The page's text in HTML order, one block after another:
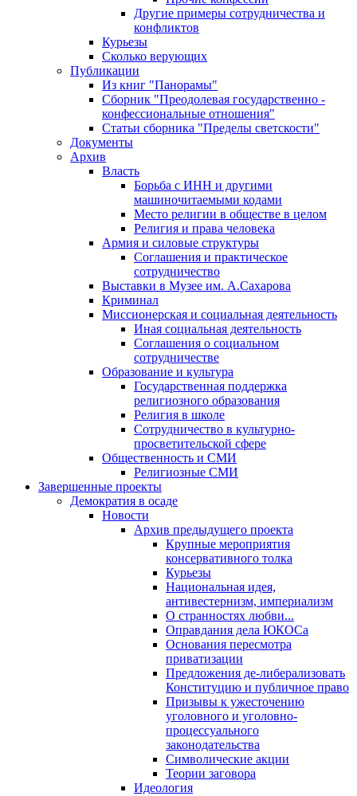
Другие примеры сотрудничества и
конфликтов
Курьезы
Сколько верующих
Публикации
Из книг "Панорамы"
Сборник "Преодолевая государственно -
конфессиональные отношения"
Статьи сборника "Пределы светскости"
Документы
Архив
Власть
Борьба с ИНН и другими
машиночитаемыми кодами
Место религии в обществе в целом
Религия и права человека
Армия и силовые структуры
Соглашения и практическое
сотрудничество
Выставки в Музее им. А.Сахарова
Криминал
Миссионерская и социальная деятельность
Иная социальная деятельность
Соглашения о социальном
сотрудничестве
Образование и культура
Государственная поддержка
религиозного образования
Религия в школе
Сотрудничество в культурно-
просветительской сфере
Общественность и СМИ
Религиозные СМИ
Завершенные проекты
Демократия в осаде
Новости
Архив предыдущего проекта
Крупные мероприятия
консервативного толка
Курьезы
Национальная идея,
антивестернизм, империализм
О странностях любви...
Оправдания дела ЮКОСа
Основания пересмотра
приватизации
Предложения де-либерализовать
Конституцию и публичное право
Призывы к ужесточению
уголовного и уголовно-
процессуального
законодательства
Символические акции
Теории заговора
Идеология